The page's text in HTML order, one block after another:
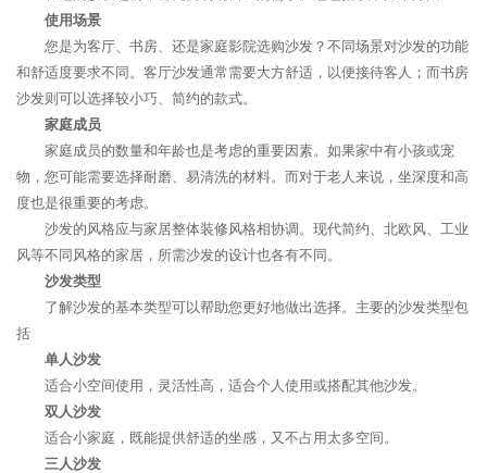
使用场景
您是为客厅、书房、还是家庭影院选购沙发？不同场景对沙发的功能
和舒适度要求不同。客厅沙发通常需要大方舒适，以便接待客人；而书房
沙发则可以选择较小巧、简约的款式。
家庭成员
家庭成员的数量和年龄也是考虑的重要因素。如果家中有小孩或宠
物，您可能需要选择耐磨、易清洗的材料。而对于老人来说，坐深度和高
度也是很重要的考虑。
沙发的风格应与家居整体装修风格相协调。现代简约、北欧风、工业
风等不同风格的家居，所需沙发的设计也各有不同。
沙发类型
了解沙发的基本类型可以帮助您更好地做出选择。主要的沙发类型包
括
单人沙发
适合小空间使用，灵活性高，适合个人使用或搭配其他沙发。
双人沙发
适合小家庭，既能提供舒适的坐感，又不占用太多空间。
三人沙发